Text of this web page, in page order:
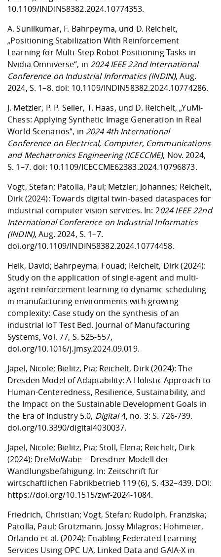
10.1109/INDIN58382.2024.10774353.
A. Sunilkumar, F. Bahrpeyma, und D. Reichelt,
„Positioning Stabilization With Reinforcement
Learning for Multi-Step Robot Positioning Tasks in
Nvidia Omniverse“, in2024 IEEE 22nd International
Conference on Industrial Informatics (INDIN), Aug.
2024, S. 1–8. doi: 10.1109/INDIN58382.2024.10774286.
J. Metzler, P. P. Seiler, T. Haas, und D. Reichelt, „YuMi-
Chess: Applying Synthetic Image Generation in Real
World Scenarios“, in 2024 4th International
Conference on Electrical, Computer, Communications
and Mechatronics Engineering (ICECCME), Nov. 2024,
S. 1–7. doi: 10.1109/ICECCME62383.2024.10796873.
Vogt, Stefan; Patolla, Paul; Metzler, Johannes; Reichelt,
Dirk (2024): Towards digital twin-based dataspaces for
industrial computer vision services. In: 2024 IEEE 22nd
International Conference on Industrial Informatics
(INDIN), Aug. 2024, S. 1–7.
doi.org/10.1109/INDIN58382.2024.10774458.
Heik, David; Bahrpeyma, Fouad; Reichelt, Dirk (2024):
Study on the application of single-agent and multi-
agent reinforcement learning to dynamic scheduling
in manufacturing environments with growing
complexity: Case study on the synthesis of an
industrial IoT Test Bed. Journal of Manufacturing
Systems, Vol. 77, S. 525-557,
doi.org/10.1016/j.jmsy.2024.09.019.
Jäpel, Nicole; Bielitz, Pia; Reichelt, Dirk (2024): The
Dresden Model of Adaptability: A Holistic Approach to
Human-Centeredness, Resilience, Sustainability, and
the Impact on the Sustainable Development Goals in
the Era of Industry 5.0, Digital4, no. 3: S. 726-739.
doi.org/10.3390/digital4030037.
Jäpel, Nicole; Bielitz, Pia; Stoll, Elena; Reichelt, Dirk
(2024): DreMoWabe – Dresdner Modell der
Wandlungsbefähigung. In: Zeitschrift für
wirtschaftlichen Fabrikbetrieb 119 (6), S. 432–439. DOI:
https://doi.org/10.1515/zwf-2024-1084.
Friedrich, Christian; Vogt, Stefan; Rudolph, Franziska;
Patolla, Paul; Grützmann, Jossy Milagros; Hohmeier,
Orlando et al. (2024): Enabling Federated Learning
Services Using OPC UA, Linked Data and GAIA-X in